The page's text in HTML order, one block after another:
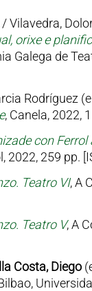
Vilavedra,
orixe e
Galega de
Rodríguez
, Canela, 2022,
con
2022, 259 pp.
Teatro VI, A
Teatro V, A
Costa, Diego